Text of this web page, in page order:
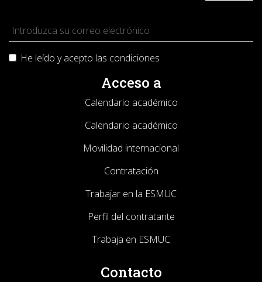
He leído y acepto las condiciones
Acceso a
Calendario académico
Calendario académico
Movilidad internacional
Contratación
Trabajar en la ESMUC
Perfil del contratante
Trabaja en ESMUC
Contacto